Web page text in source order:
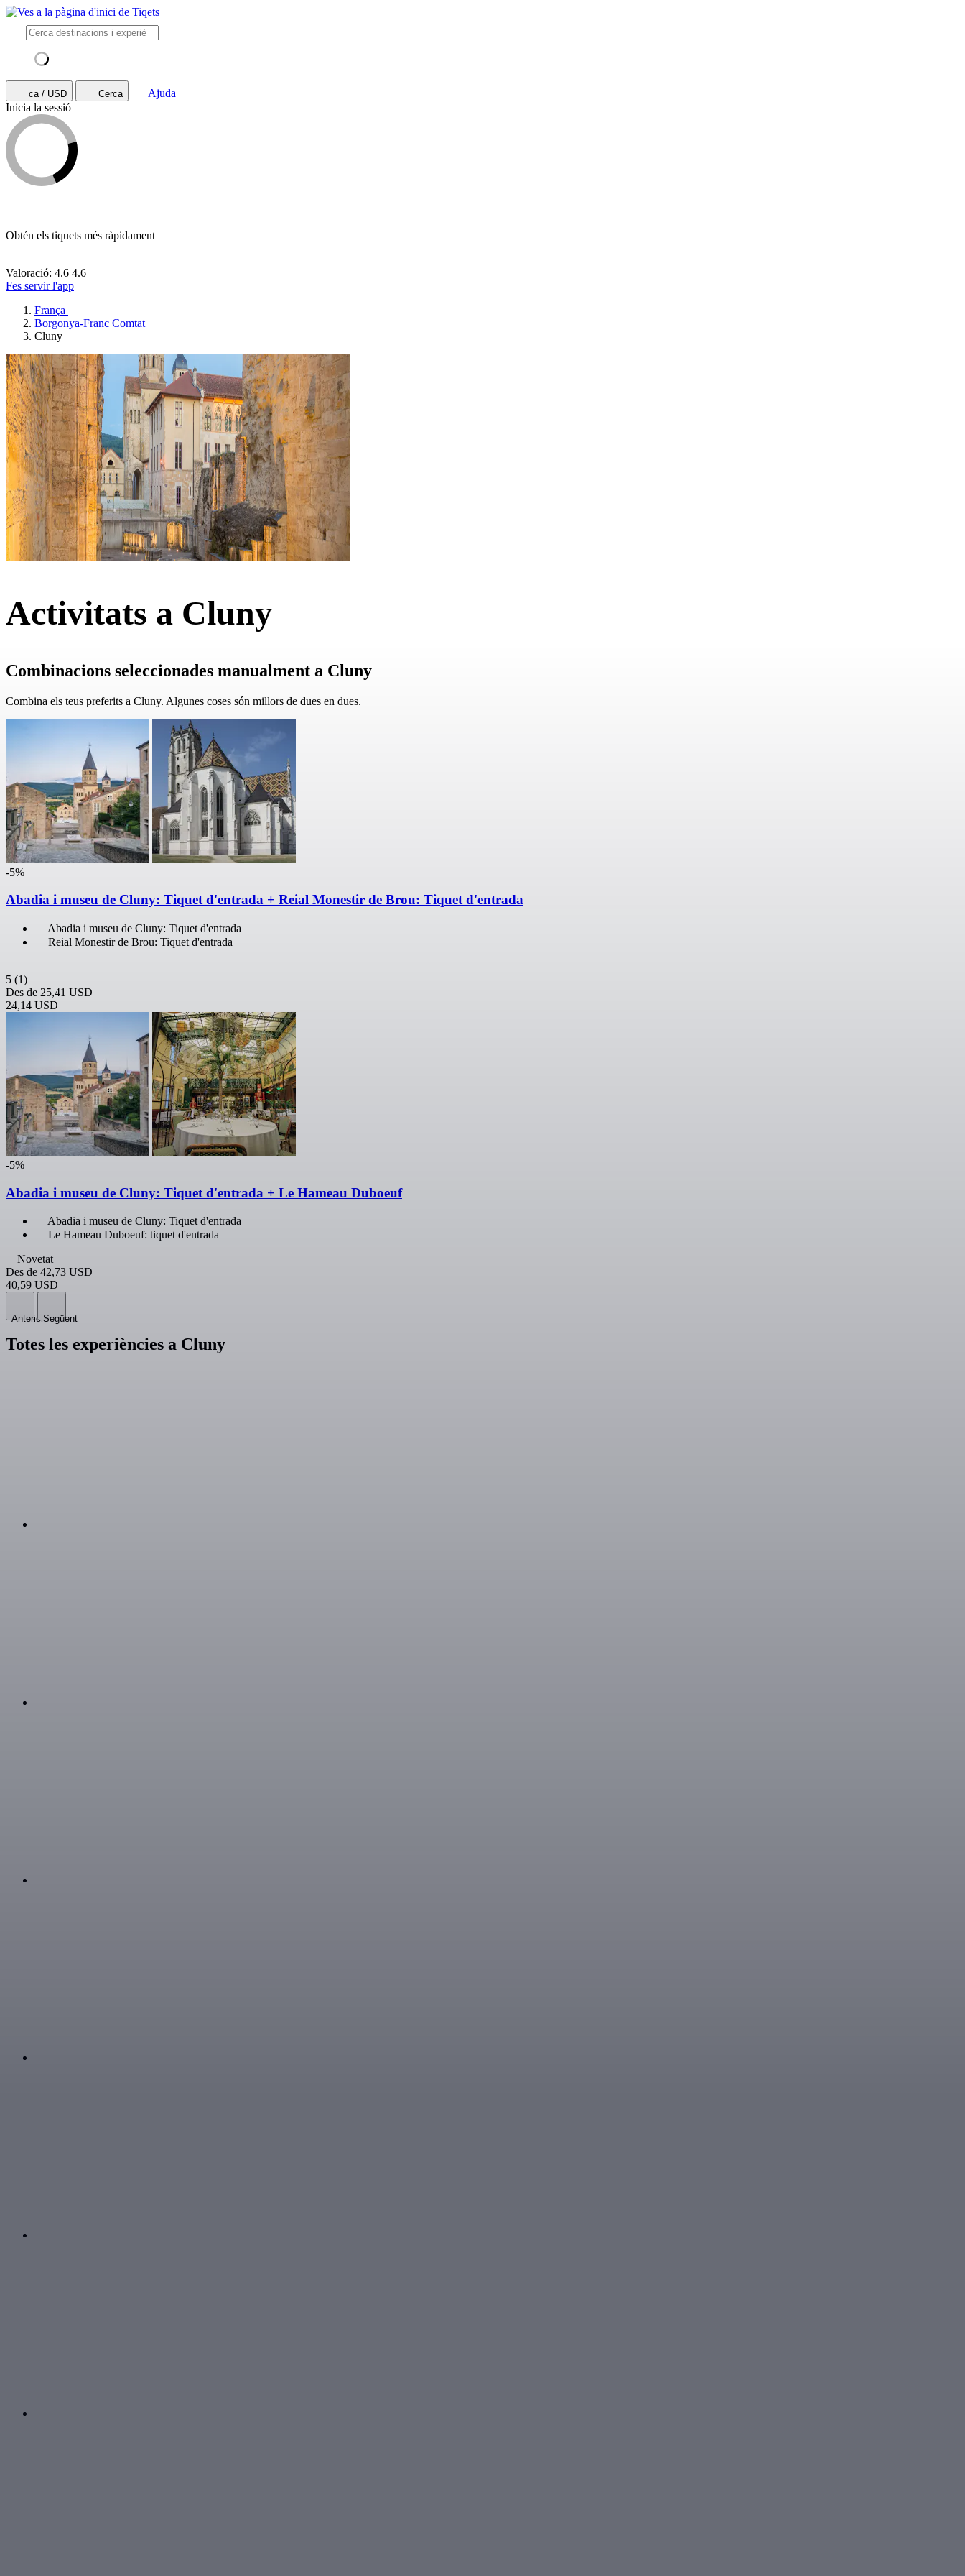
ca / USD Cerca
Ajuda
Inicia la sessió
Obtén els tiquets més ràpidament
Valoració: 4.6 4.6
Fes servir l'app
França
Borgonya-Franc Comtat
Cluny
Activitats a Cluny
Combinacions seleccionades manualment a Cluny
Combina els teus preferits a Cluny. Algunes coses són millors de dues en dues.
-5%
Abadia i museu de Cluny: Tiquet d'entrada + Reial Monestir de Brou: Tiquet d'entrada
Abadia i museu de Cluny: Tiquet d'entrada
Reial Monestir de Brou: Tiquet d'entrada
5 (1)
Des de 25,41 USD
24,14 USD
-5%
Abadia i museu de Cluny: Tiquet d'entrada + Le Hameau Duboeuf
Abadia i museu de Cluny: Tiquet d'entrada
Le Hameau Duboeuf: tiquet d'entrada
Novetat
Des de 42,73 USD
40,59 USD
AnteriorSegüent
Totes les experiències a Cluny